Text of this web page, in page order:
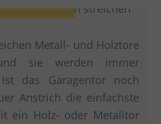
Metall- und Holztore
sie werden immer
das Garagentor noch
Anstrich die einfachste
ein Holz- oder Metalltor